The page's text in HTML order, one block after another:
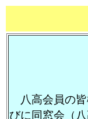
八高会員の
びに同窓会（